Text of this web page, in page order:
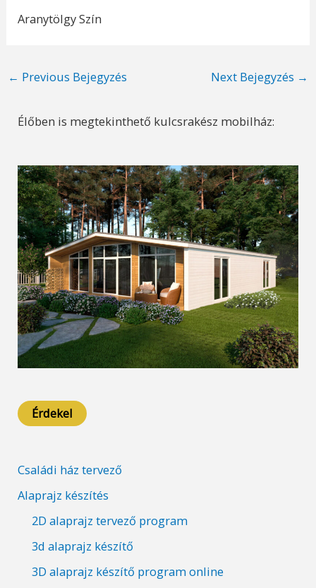
Aranytölgy Szín
Post
← Previous Bejegyzés Next Bejegyzés →
Élőben is megtekinthető kulcsrakész mobilház:
Érdekel
Családi ház tervező
Alaprajz készítés
2D alaprajz tervező program
3d alaprajz készítő
3D alaprajz készítő program online